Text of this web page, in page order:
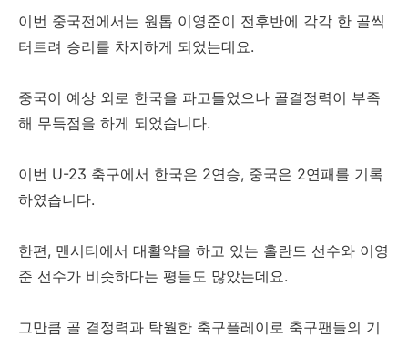
이번 중국전에서는 원톱 이영준이 전후반에 각각 한 골씩
터트려 승리를 차지하게 되었는데요.
중국이 예상 외로 한국을 파고들었으나 골결정력이 부족
해 무득점을 하게 되었습니다.
이번 U-23 축구에서 한국은 2연승, 중국은 2연패를 기록
하였습니다.
한편, 맨시티에서 대활약을 하고 있는 홀란드 선수와 이영
준 선수가 비슷하다는 평들도 많았는데요.
그만큼 골 결정력과 탁월한 축구플레이로 축구팬들의 기